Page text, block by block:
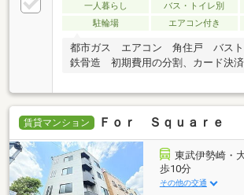
一人暮らし バス・トイレ別
駐輪場
エアコン付き
都市ガス エアコン 角住戸 バス
鉄骨造 初期費用の分割、カード決済
賃貸マンション Ｆｏｒ Ｓｑｕａｒｅ
東武伊勢崎・
歩10分
その他の交通